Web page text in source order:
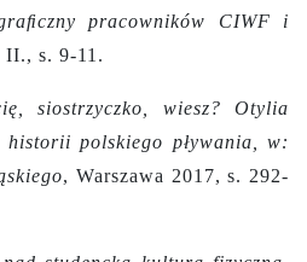
pracowników CIWF i
II., s. 9-11.
siostrzyczko, wiesz? Otylia
historii polskiego pływania, w:
, Warszawa 2017, s. 292-